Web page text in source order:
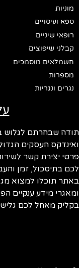
מוניות
ספא ועיסויים
רופאי שיניים
קבלני שיפוצים
חשמלאים מוסמכים
מספרות
נגרים ונגריות
תודה שבחרתם לגלוש
ואינדקס העסקים
פרטי יצירת קשר
לכם בתיסכול, זמן
באתר תוכלו למצוא
ומאגרי מידע ענקיים
בקליק מאחל לכם